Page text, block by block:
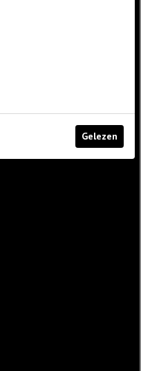
Gelezen